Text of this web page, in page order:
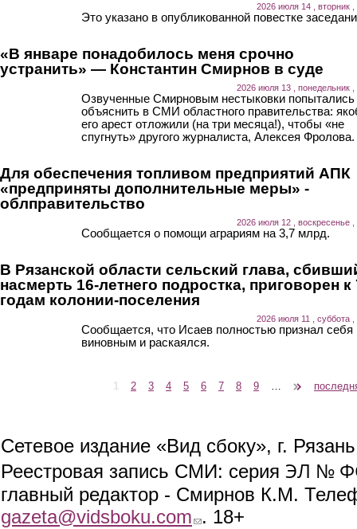
2026 июля 14 , вторник ,
Это указано в опубликованной повестке
«В январе понадобилось меня срочно
устранить» — Константин Смирнов в суде
2026 июля 13 , понедельник ,
Озвученные Смирновым нестыковки попытались
объяснить в СМИ областного правительства:
его арест отложили (на три месяца!), чтобы «не
спугнуть» другого журналиста, Алексея Фролова.
Для обеспечения топливом предприятий АПК
«предприняты дополнительные меры» -
облправительство
2026 июля 12 , воскресенье ,
Сообщается о помощи аграриям на 3,7 млрд.
В Рязанской области сельский глава,
насмерть 16-летнего подростка, приговорен к
годам колонии-поселения
2026 июля 11 , суббота ,
Сообщается, что Исаев полностью признал себя
виновным и раскаялся.
1 2 3 4 5 6 7 8 9
Сетевое издание «Вид сбоку», г.
Реестровая запись СМИ: серия ЭЛ №
главный редактор - Смирнов К.М.
gazeta@vidsboku.com (link sends e-mail)
. 18+